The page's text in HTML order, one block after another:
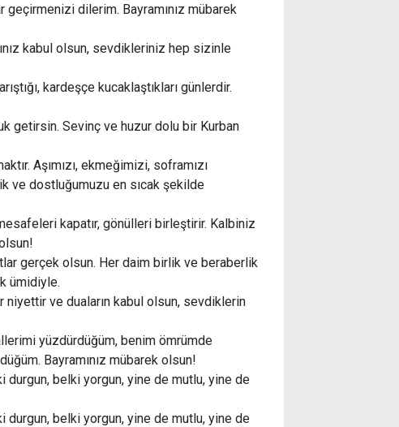
dilerim. Bayramınız mübarek
kabul olsun, sevdikleriniz hep sizinle
kardeşçe kucaklaştıkları günlerdir.
getirsin. Sevinç ve huzur dolu bir Kurban
Aşımızı, ekmeğimizi, soframızı
ve dostluğumuzu en sıcak şekilde
kapatır, gönülleri birleştirir. Kalbiniz
gerçek olsun. Her daim birlik ve beraberlik
ümidiyle.
niyettir ve duaların kabul olsun, sevdiklerin
yüzdürdüğüm, benim ömrümde
Bayramınız mübarek olsun!
belki yorgun, yine de mutlu, yine de
belki yorgun, yine de mutlu, yine de